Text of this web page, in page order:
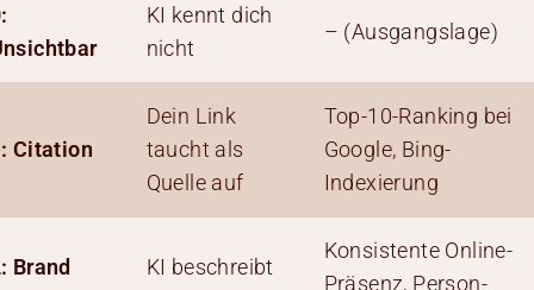
KI kennt dich
nicht
– (Ausgangslage)
Citation
Dein Link
taucht als
Quelle auf
Top-10-Ranking bei
Google, Bing-
Indexierung
Brand
KI beschreibt
Konsistente Online-
Präsenz, Person-